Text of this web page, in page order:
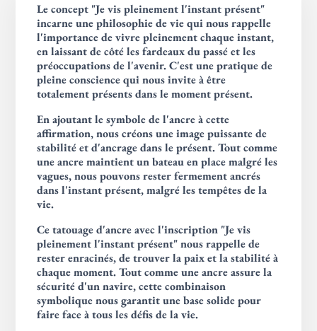
Le concept "Je vis pleinement l'instant présent"
incarne une philosophie de vie qui nous rappelle
l'importance de vivre pleinement chaque instant,
en laissant de côté les fardeaux du passé et les
préoccupations de l'avenir. C'est une pratique de
pleine conscience qui nous invite à être
totalement présents dans le moment présent.
En ajoutant le symbole de l'ancre à cette
affirmation, nous créons une image puissante de
stabilité et d'ancrage dans le présent. Tout comme
une ancre maintient un bateau en place malgré les
vagues, nous pouvons rester fermement ancrés
dans l'instant présent, malgré les tempêtes de la
vie.
Ce tatouage d'ancre avec l'inscription "Je vis
pleinement l'instant présent" nous rappelle de
rester enracinés, de trouver la paix et la stabilité à
chaque moment. Tout comme une ancre assure la
sécurité d'un navire, cette combinaison
symbolique nous garantit une base solide pour
faire face à tous les défis de la vie.